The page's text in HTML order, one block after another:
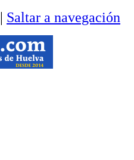
| Saltar a navegación